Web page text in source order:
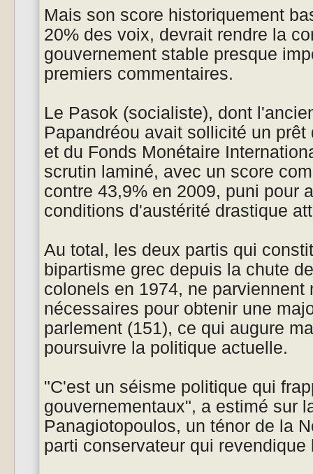
Mais son score historiquement
20% des voix, devrait rendre la
gouvernement stable presque
premiers commentaires.
Le Pasok (socialiste), dont
Papandréou avait sollicité un
et du Fonds Monétaire
scrutin laminé, avec un score
contre 43,9% en 2009, puni pour
conditions d'austérité drastique
Au total, les deux partis qui
bipartisme grec depuis la chute
colonels en 1974, ne parviennent
nécessaires pour obtenir une
parlement (151), ce qui augure
poursuivre la politique actuelle.
"C'est un séisme politique qui
gouvernementaux", a estimé sur
Panagiotopoulos, un ténor de la
parti conservateur qui